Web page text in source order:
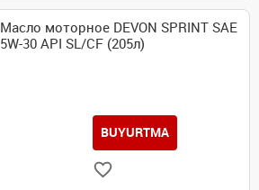
Масло моторное DEVON SPRINT SAE
5W-30 API SL/CF (205л)
BUYURTMA